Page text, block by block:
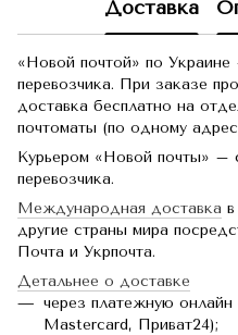
Доставка
«Новой почтой» по
перевозчика. При заказе
доставка бесплатно на
почтоматы (по одному
Курьером «Новой почты» –
перевозчика.
Международная доставка
другие страны мира
Почта и Укрпочта.
Детальнее о доставке
через платежную
Mastercard, Приват24);